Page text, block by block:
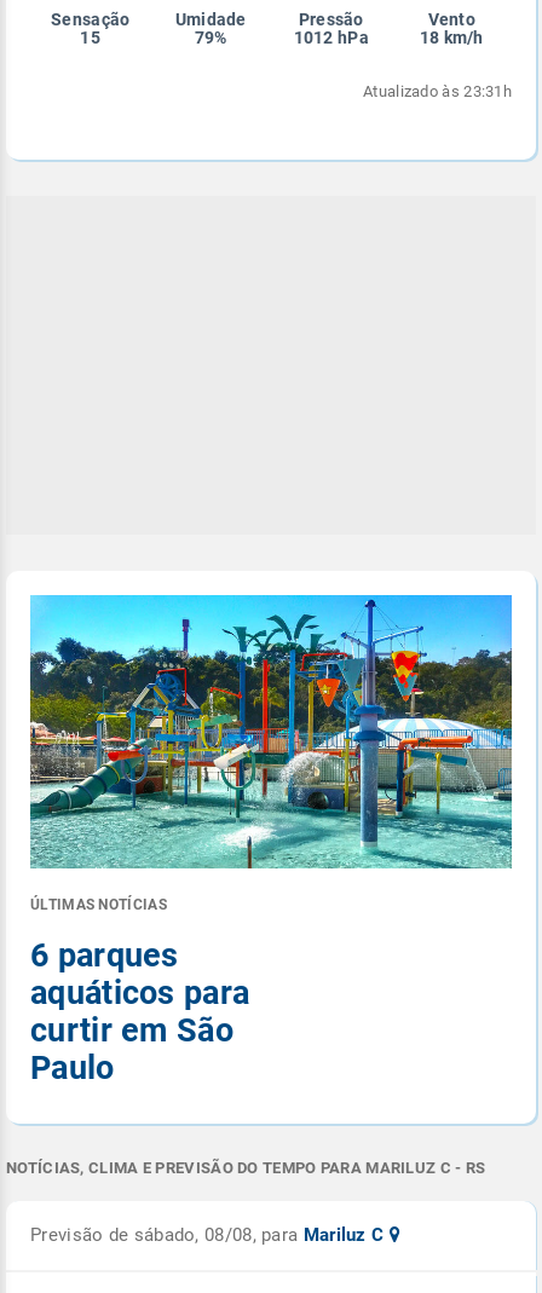
Sensação
15
Umidade
79%
Pressão
1012 hPa
Vento
18 km/h
Atualizado às 23:31h
ÚLTIMAS NOTÍCIAS
6 parques
aquáticos para
curtir em São
Paulo
NOTÍCIAS, CLIMA E PREVISÃO DO TEMPO PARA MARILUZ C - RS
Previsão de sábado, 08/08, para Mariluz C
Enviar
Enviar
Enviar
Enviar
Enviar